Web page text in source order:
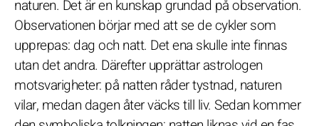
naturen. Det är en kunskap grundad på observation.
Observationen börjar med att se de cykler som
upprepas: dag och natt. Det ena skulle inte finnas
utan det andra. Därefter upprättar astrologen
motsvarigheter: på natten råder tystnad, naturen
vilar, medan dagen åter väcks till liv. Sedan kommer